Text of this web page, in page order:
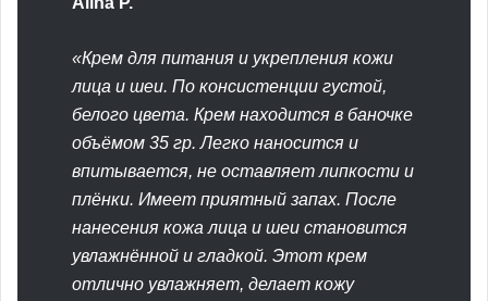
«Крем для питания и укрепления кожи
лица и шеи. По консистенции густой,
белого цвета. Крем находится в баночке
объёмом 35 гр. Легко наносится и
впитывается, не оставляет липкости и
плёнки. Имеет приятный запах. После
нанесения кожа лица и шеи становится
увлажнённой и гладкой. Этот крем
отлично увлажняет, делает кожу